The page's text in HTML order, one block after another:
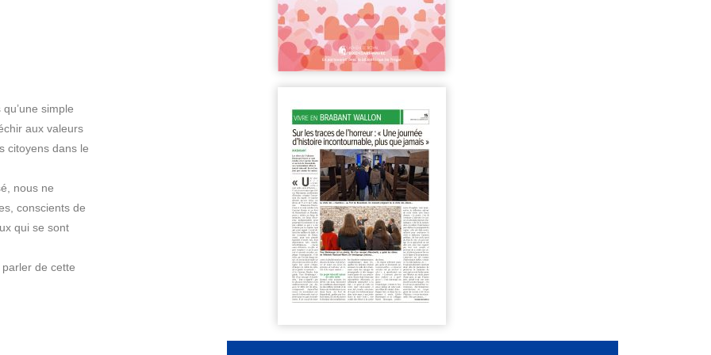
simple
aux valeurs
citoyens dans le
nous ne
conscients de
qui se sont
de cette